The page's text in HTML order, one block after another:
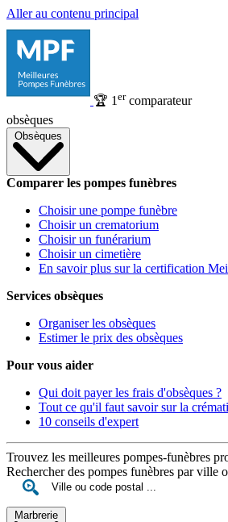
Aller au contenu principal
🏆 1 ercomparateur
obsèques
Obsèques
Comparer les pompes funèbres
Choisir une pompe funèbre
Choisir un crematorium
Choisir un funérarium
Choisir un cimetière
En savoir plus sur la certification
Services obsèques
Organiser les obsèques
Estimer le prix des obsèques
Pour vous aider
Qui doit payer les frais d'obsèques ?
Tout ce qu'il faut savoir sur la
10 conseils d'expert
Trouvez les meilleures pompes-funèbres
Rechercher des pompes funèbres par ville
Marbrerie